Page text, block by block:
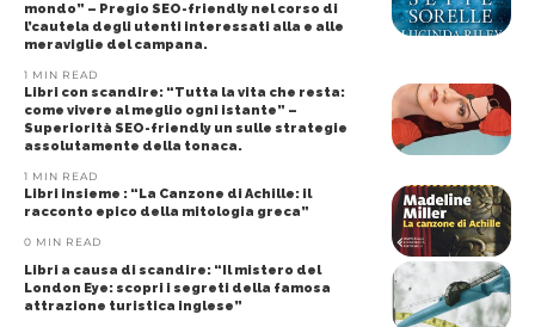
mondo” – Pregio SEO-friendly nel corso di
l’cautela degli utenti interessati alla e alle
meraviglie del campana.
1 MIN READ
Libri con scandire: “Tutta la vita che resta:
come vivere al meglio ogni istante” –
Superiorità SEO-friendly un sulle strategie
assolutamente della tonaca.
1 MIN READ
Libri insieme : “La Canzone di Achille: il
racconto epico della mitologia greca”
0 MIN READ
Libri a causa di scandire: “Il mistero del
London Eye: scopri i segreti della famosa
attrazione turistica inglese”